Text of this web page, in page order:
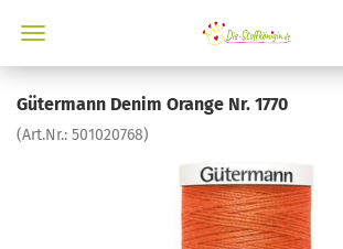
Gütermann Denim Orange Nr. 1770
(Art.Nr.: 501020768)